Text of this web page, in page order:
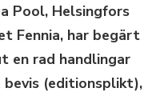
Pool, Helsingfors
Fennia, har begärt
en rad handlingar
bevis (editionsplikt),